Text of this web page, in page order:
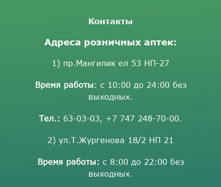
Контакты
Адреса розничных аптек:
1) пр.Мангилик ел 53 НП-27
Время работы: с 10:00 до 24:00 без
выходных.
Тел.: 63-03-03, +7 747 248-70-00.
2) ул.Т.Жургенова 18/2 НП 21
Время работы: с 8:00 до 22:00 без
выходных.